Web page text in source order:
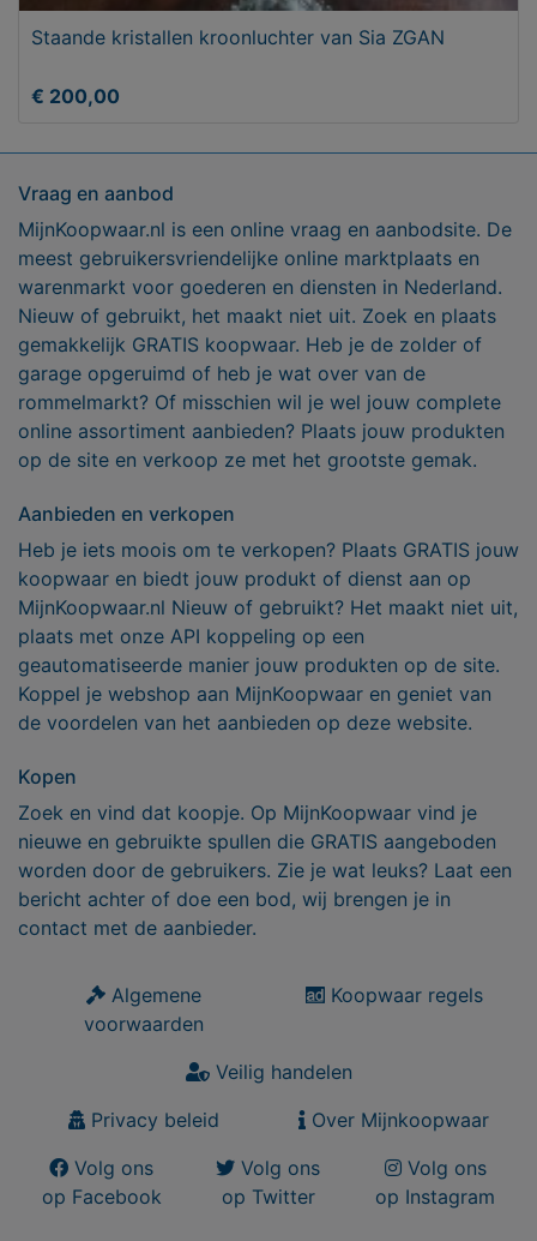
Staande kristallen kroonluchter van Sia ZGAN
€ 200,00
Vraag en aanbod
MijnKoopwaar.nl is een online vraag en aanbodsite. De
meest gebruikersvriendelijke online marktplaats en
warenmarkt voor goederen en diensten in Nederland.
Nieuw of gebruikt, het maakt niet uit. Zoek en plaats
gemakkelijk GRATIS koopwaar. Heb je de zolder of
garage opgeruimd of heb je wat over van de
rommelmarkt? Of misschien wil je wel jouw complete
online assortiment aanbieden? Plaats jouw produkten
op de site en verkoop ze met het grootste gemak.
Aanbieden en verkopen
Heb je iets moois om te verkopen? Plaats GRATIS jouw
koopwaar en biedt jouw produkt of dienst aan op
MijnKoopwaar.nl Nieuw of gebruikt? Het maakt niet uit,
plaats met onze API koppeling op een
geautomatiseerde manier jouw produkten op de site.
Koppel je webshop aan MijnKoopwaar en geniet van
de voordelen van het aanbieden op deze website.
Kopen
Zoek en vind dat koopje. Op MijnKoopwaar vind je
nieuwe en gebruikte spullen die GRATIS aangeboden
worden door de gebruikers. Zie je wat leuks? Laat een
bericht achter of doe een bod, wij brengen je in
contact met de aanbieder.
Algemene
voorwaarden
Koopwaar regels
Veilig handelen
Privacy beleid
Over Mijnkoopwaar
Volg ons
op Facebook
Volg ons
op Twitter
Volg ons
op Instagram